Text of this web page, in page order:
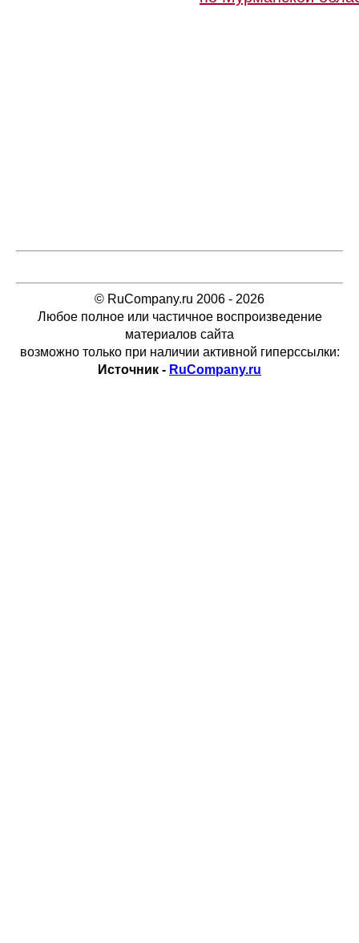
© RuCompany.ru 2006 - 2026
Любое полное или частичное воспроизведение
материалов сайта
возможно только при наличии активной гиперссылки:
Источник - RuCompany.ru